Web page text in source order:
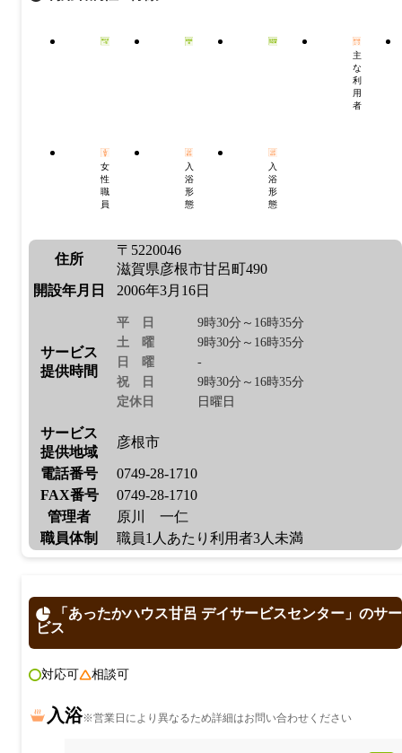
主
な
利
用
者
女
性
職
員
入
浴
形
態
入
浴
形
態
住所
〒5220046
滋賀県彦根市甘呂町490
開設年月日
2006年3月16日
サービス
提供時間
平日
9時30分～16時35分
土曜
9時30分～16時35分
日曜
-
祝日
9時30分～16時35分
定休日
日曜日
サービス
提供地域
彦根市
電話番号
0749-28-1710
FAX番号
0749-28-1710
管理者
原川 一仁
職員体制
職員1人あたり利用者3人未満
「あったかハウス甘呂 デイサービスセンター」のサー
ビス
対応可 相談可
入浴※営業日により異なるため詳細はお問い合わせください